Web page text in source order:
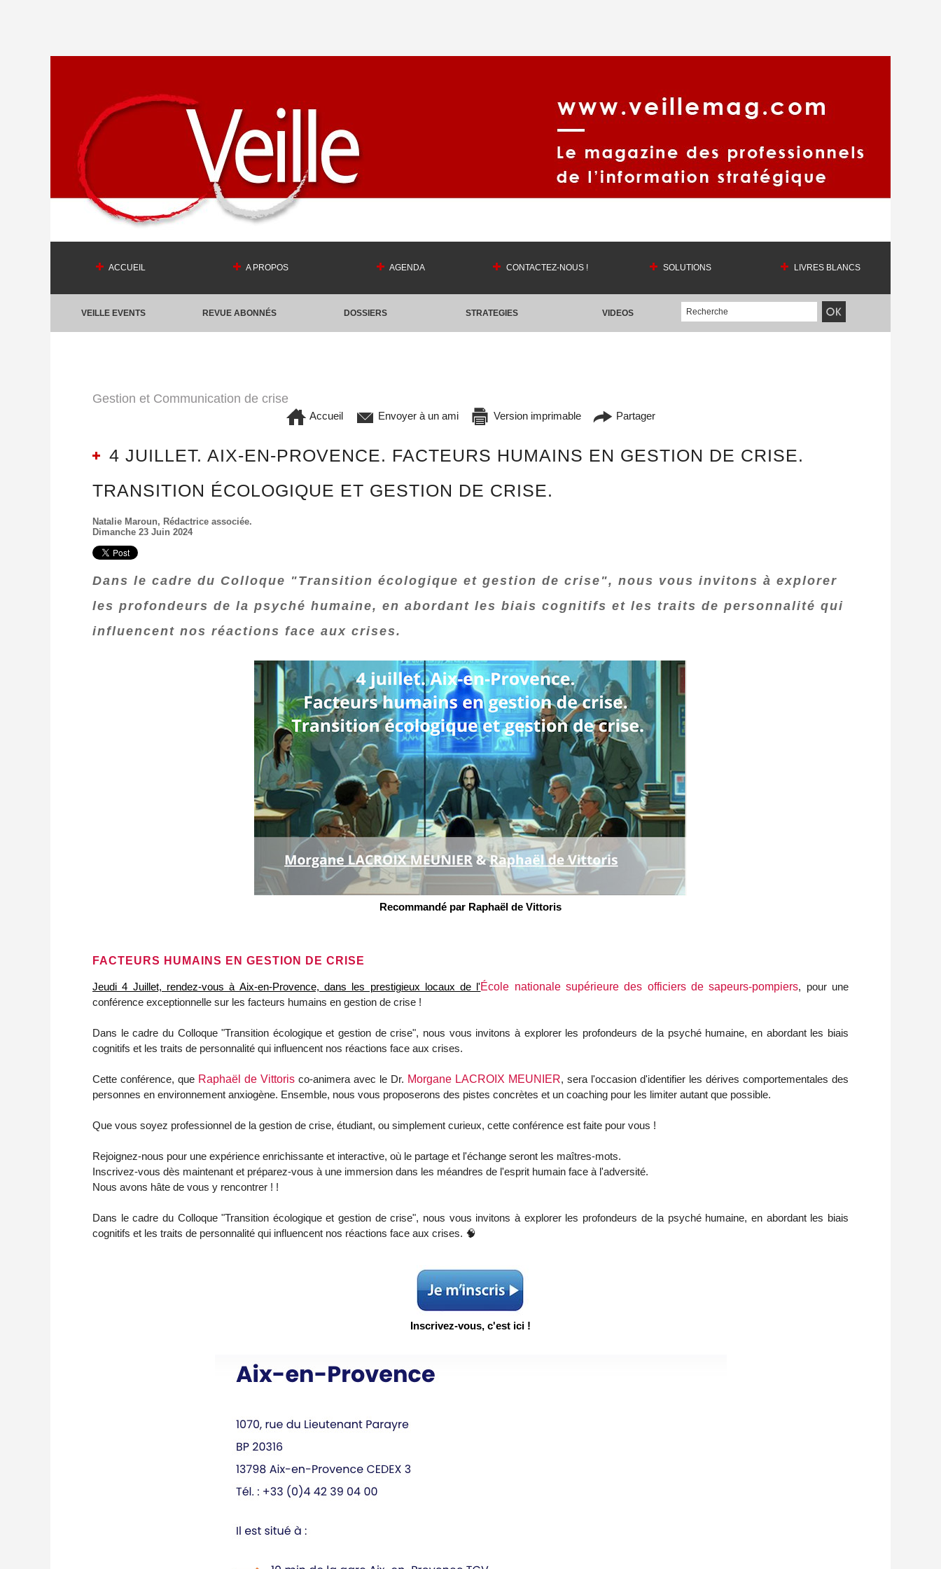
ACCUEIL A PROPOS AGENDA CONTACTEZ-NOUS ! SOLUTIONS LIVRES BLANCS
VEILLE EVENTS REVUE ABONNÉS DOSSIERS STRATEGIES VIDEOS
Gestion et Communication de crise
Accueil Envoyer à un ami Version imprimable Partager
4 JUILLET. AIX-EN-PROVENCE. FACTEURS HUMAINS EN GESTION DE CRISE.
TRANSITION ÉCOLOGIQUE ET GESTION DE CRISE.
Natalie Maroun, Rédactrice associée.
Dimanche 23 Juin 2024
Dans le cadre du Colloque "Transition écologique et gestion de crise", nous vous invitons à explorer
les profondeurs de la psyché humaine, en abordant les biais cognitifs et les traits de personnalité qui
influencent nos réactions face aux crises.
Recommandé par Raphaël de Vittoris
FACTEURS HUMAINS EN GESTION DE CRISE
Jeudi 4 Juillet, rendez-vous à Aix-en-Provence, dans les prestigieux locaux de l'École nationale supérieure des officiers de sapeurs-pompiers, pour une
conférence exceptionnelle sur les facteurs humains en gestion de crise !
Dans le cadre du Colloque "Transition écologique et gestion de crise", nous vous invitons à explorer les profondeurs de la psyché humaine, en abordant les biais
cognitifs et les traits de personnalité qui influencent nos réactions face aux crises.
Cette conférence, que Raphaël de Vittoris co-animera avec le Dr. Morgane LACROIX MEUNIER, sera l'occasion d'identifier les dérives comportementales des
personnes en environnement anxiogène. Ensemble, nous vous proposerons des pistes concrètes et un coaching pour les limiter autant que possible.
Que vous soyez professionnel de la gestion de crise, étudiant, ou simplement curieux, cette conférence est faite pour vous !
Rejoignez-nous pour une expérience enrichissante et interactive, où le partage et l'échange seront les maîtres-mots.
Inscrivez-vous dès maintenant et préparez-vous à une immersion dans les méandres de l'esprit humain face à l'adversité.
Nous avons hâte de vous y rencontrer ! !
Dans le cadre du Colloque "Transition écologique et gestion de crise", nous vous invitons à explorer les profondeurs de la psyché humaine, en abordant les biais
cognitifs et les traits de personnalité qui influencent nos réactions face aux crises. 🧠
Inscrivez-vous, c'est ici !